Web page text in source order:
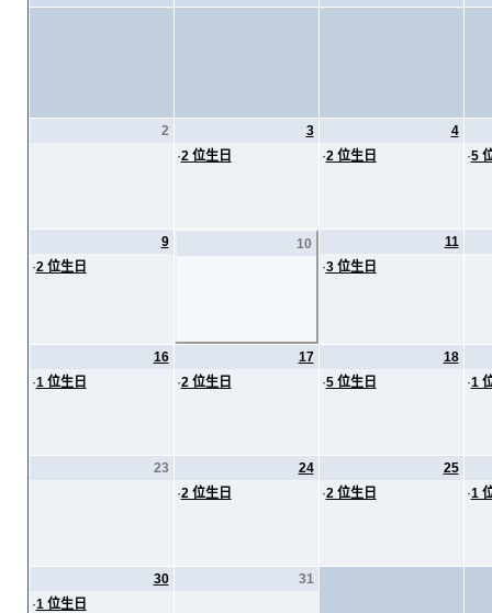
2
3
·2 位生日
4
·2 位生日 ·5
9
·2 位生日
10
11
·3 位生日
16
·1 位生日
17
·2 位生日
18
·5 位生日 ·1
23
24
·2 位生日
25
·2 位生日 ·1
30
·1 位生日
31